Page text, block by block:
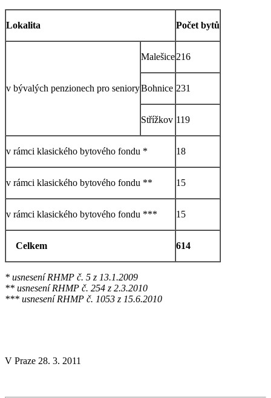
Lokalita Počet bytů
v bývalých penzionech pro seniory
Malešice216
Bohnice 231
Střížkov 119
v rámci klasického bytového fondu * 18
v rámci klasického bytového fondu ** 15
v rámci klasického bytového fondu *** 15
Celkem 614
* usnesení RHMP č. 5 z 13.1.2009
** usnesení RHMP č. 254 z 2.3.2010
*** usnesení RHMP č. 1053 z 15.6.2010
V Praze 28. 3. 2011